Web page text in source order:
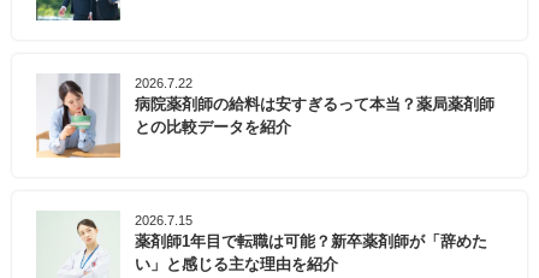
2026.7.22
病院薬剤師の給料は安すぎるって本当？薬局薬剤師
との比較データを紹介
2026.7.15
薬剤師1年目で転職は可能？新卒薬剤師が「辞めた
い」と感じる主な理由を紹介